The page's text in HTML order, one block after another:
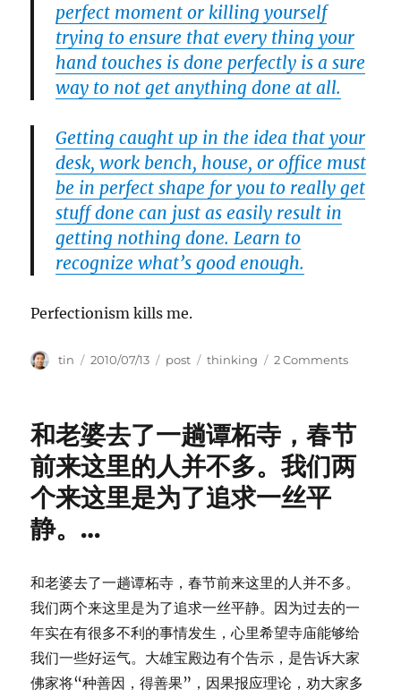
perfect moment or killing yourself
trying to ensure that every thing your
hand touches is done perfectly is a sure
way to not get anything done at all.
Getting caught up in the idea that your
desk, work bench, house, or office must
be in perfect shape for you to really get
stuff done can just as easily result in
getting nothing done. Learn to
recognize what’s good enough.
Perfectionism kills me.
Author
tin
Posted
2010/07/13 Categories
post Tags
thinking 2 Commentson
the
Enemy
of
和老婆去了一趟谭柘寺，春节
前来这里的人并不多。我们两
个来这里是为了追求一丝平
静。…
和老婆去了一趟谭柘寺，春节前来这里的人并不多。
我们两个来这里是为了追求一丝平静。因为过去的一
年实在有很多不利的事情发生，心里希望寺庙能够给
我们一些好运气。大雄宝殿边有个告示，是告诉大家
佛家将“种善因，得善果”，因果报应理论，劝大家多